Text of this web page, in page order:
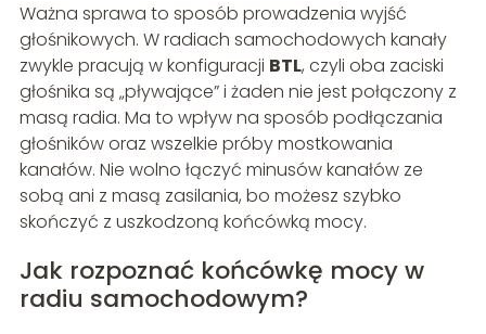
Ważna sprawa to sposób prowadzenia wyjść
głośnikowych. W radiach samochodowych kanały
zwykle pracują w konfiguracji BTL, czyli oba zaciski
głośnika są „pływające” i żaden nie jest połączony z
masą radia. Ma to wpływ na sposób podłączania
głośników oraz wszelkie próby mostkowania
kanałów. Nie wolno łączyć minusów kanałów ze
sobą ani z masą zasilania, bo możesz szybko
skończyć z uszkodzoną końcówką mocy.
Jak rozpoznać końcówkę mocy w
radiu samochodowym?